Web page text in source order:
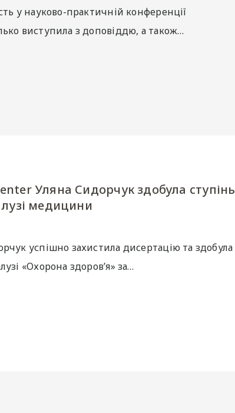
у науково-практичній конференції
виступила з доповіддю, а також…
Уляна Сидорчук здобула ступінь
медицини
успішно захистила дисертацію та здобула
«Охорона здоров’я» за…